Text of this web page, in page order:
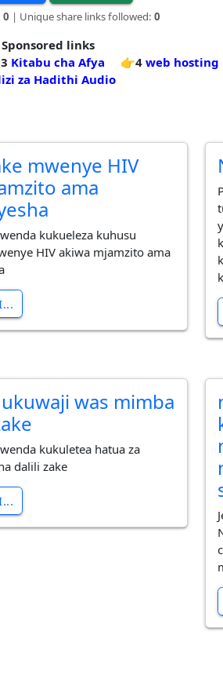
0 | Unique share links followed: 0
Sponsored links
Kitabu cha Afya 👉4 web hosting
za Hadithi Audio
mwenye HIV
ama
kukueleza kuhusu
HIV akiwa mjamzito ama
was mimba
kukuletea hatua za
dalili zake